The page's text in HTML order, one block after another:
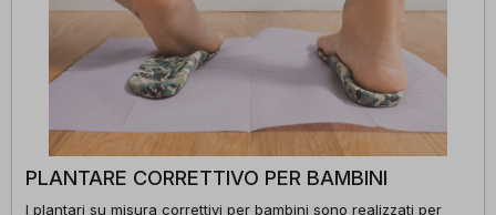
PLANTARE CORRETTIVO PER BAMBINI
I plantari su misura correttivi per bambini sono realizzati per